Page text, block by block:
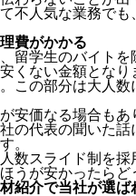
不人気な業務で
費がかかる
留学生のバイトを
くない金額とな
この部分は大人
安価なる場合も
の代表の聞いた
。
数スライド制を
うが安かったら
紹介で当社が選ば